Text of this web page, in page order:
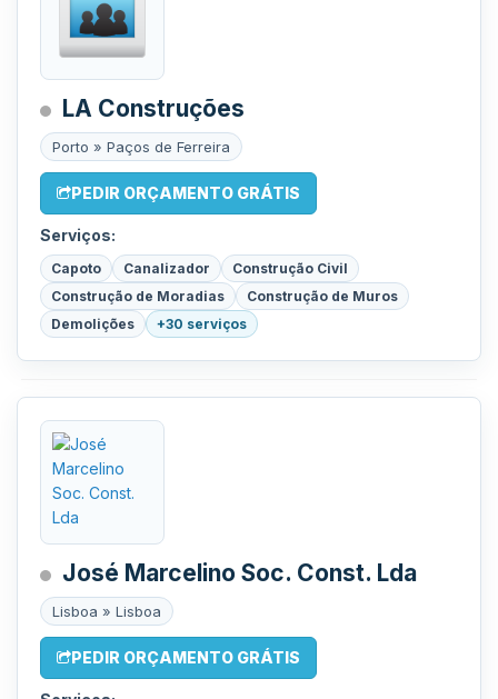
LA Construções
Porto » Paços de Ferreira
PEDIR ORÇAMENTO GRÁTIS
Serviços:
Capoto Canalizador
Construção Civil
Construção de Moradias
Construção de Muros
Demolições
+30 serviços
José Marcelino Soc. Const. Lda
Lisboa » Lisboa
PEDIR ORÇAMENTO GRÁTIS